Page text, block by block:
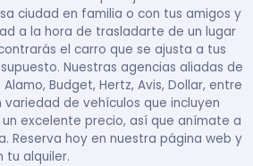
ciudad en familia o con tus amigos y
a la hora de trasladarte de un lugar
el carro que se ajusta a tus
Nuestras agencias aliadas de
Budget, Hertz, Avis, Dollar, entre
de vehículos que incluyen
excelente precio, así que anímate a
Reserva hoy en nuestra página web y
tu alquiler.